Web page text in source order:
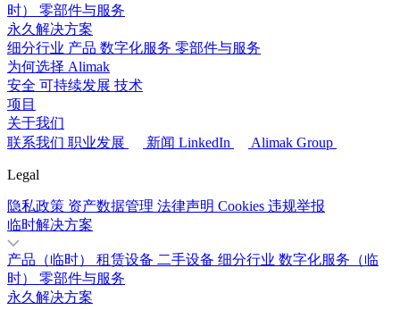
时）
零部件与服务
永久解决方案
细分行业 产品 数字化服务 零部件与服务
为何选择 Alimak
安全 可持续发展 技术
项目
关于我们
联系我们 职业发展 新闻 LinkedIn Alimak Group
Legal
隐私政策 资产数据管理 法律声明 Cookies 违规举报
临时解决方案
产品（临时） 租赁设备 二手设备 细分行业 数字化服务（临
时）
零部件与服务
永久解决方案